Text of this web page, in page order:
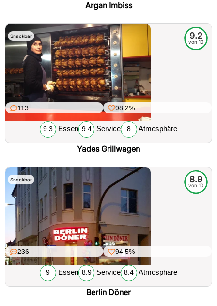
Argan Imbiss
Snackbar 9.2
von 10
113 98.2%
9.3 Essen 9.4 Service 8 Atmosphäre
Yades Grillwagen
Snackbar 8.9
von 10
236 94.5%
9 Essen 8.9 Service 8.4 Atmosphäre
Berlin Döner